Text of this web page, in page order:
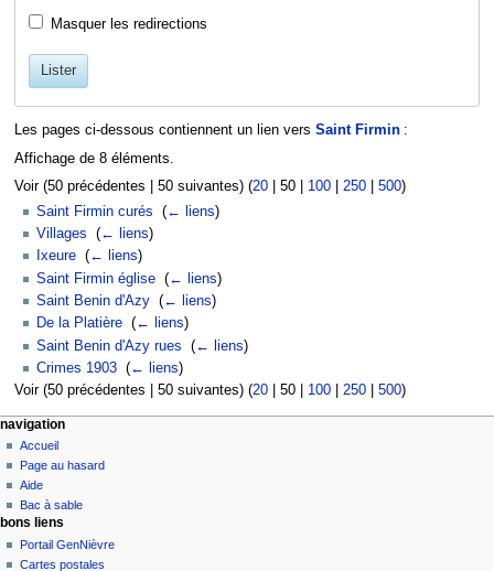
Masquer les redirections
Lister
Les pages ci-dessous contiennent un lien vers Saint Firmin:
Affichage de 8 éléments.
Voir (50 précédentes 50 suivantes) (20| 50| 100| 250| 500)
Saint Firmin curés
(← liens)
Villages
(← liens)
Ixeure (← liens)
Saint Firmin église (← liens)
Saint Benin d'Azy (← liens)
De la Platière (← liens)
Saint Benin d'Azy rues
(← liens)
Crimes 1903 (← liens)
Voir (50 précédentes 50 suivantes) (20| 50| 100| 250| 500)
navigation
Accueil
Page au hasard
Aide
Bac à sable
bons liens
Portail GenNièvre
Cartes postales